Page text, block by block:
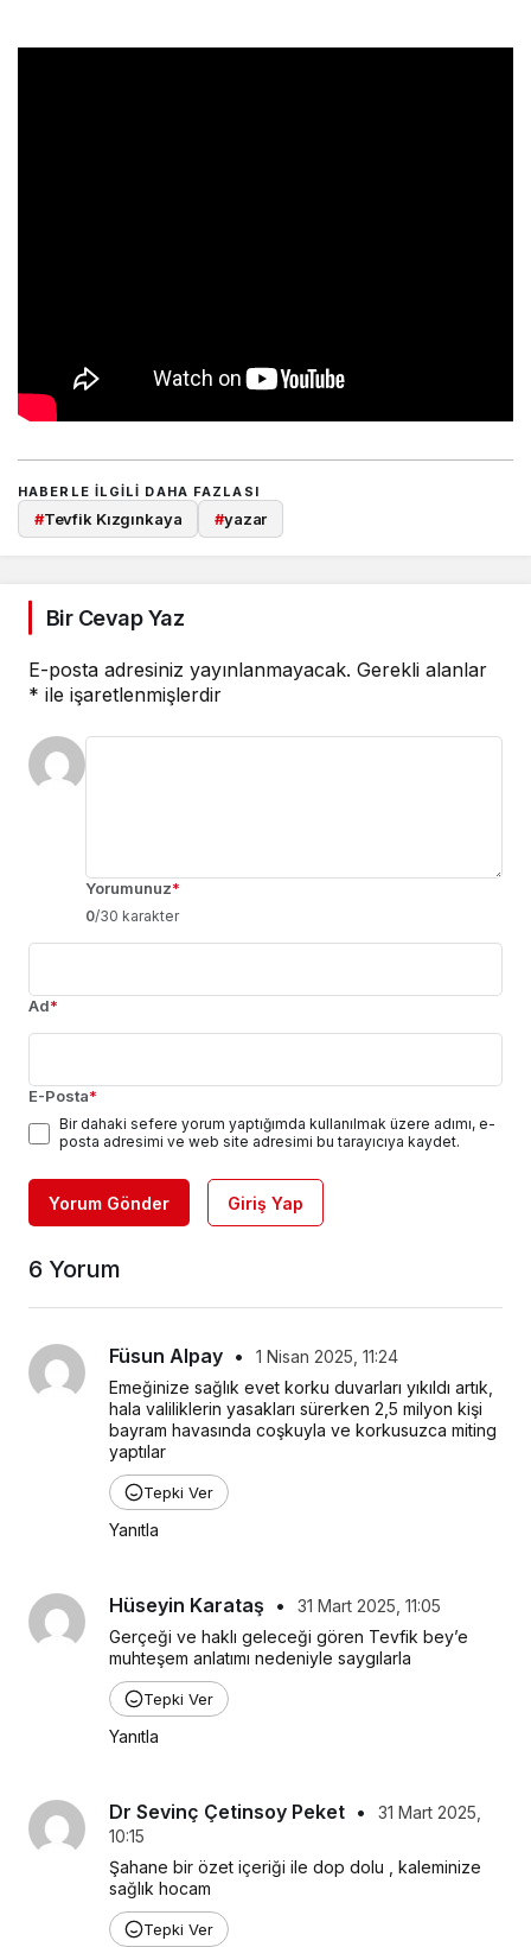
HABERLE ILGILI DAHA FAZLASI
#Tevfik Kızgınkaya #yazar
Bir Cevap Yaz
E-posta adresiniz yayınlanmayacak. Gerekli alanlar
* ile işaretlenmişlerdir
Yorumunuz*
0/30 karakter
Ad*
E-Posta*
Bir dahaki sefere yorum yaptığımda kullanılmak üzere adımı, e-
posta adresimi ve web site adresimi bu tarayıcıya kaydet.
Yorum Gönder Giriş Yap
6 Yorum
Füsun Alpay •
1 Nisan 2025, 11:24
Emeğinize sağlık evet korku duvarları yıkıldı artık,
hala valiliklerin yasakları sürerken 2,5 milyon kişi
bayram havasında coşkuyla ve korkusuzca miting
yaptılar
Tepki Ver
Yanıtla
Hüseyin Karataş •
31 Mart 2025, 11:05
Gerçeği ve haklı geleceği gören Tevfik bey’e
muhteşem anlatımı nedeniyle saygılarla
Tepki Ver
Yanıtla
Dr Sevinç Çetinsoy Peket •
31 Mart 2025,
10:15
Şahane bir özet içeriği ile dop dolu , kaleminize
sağlık hocam
Tepki Ver